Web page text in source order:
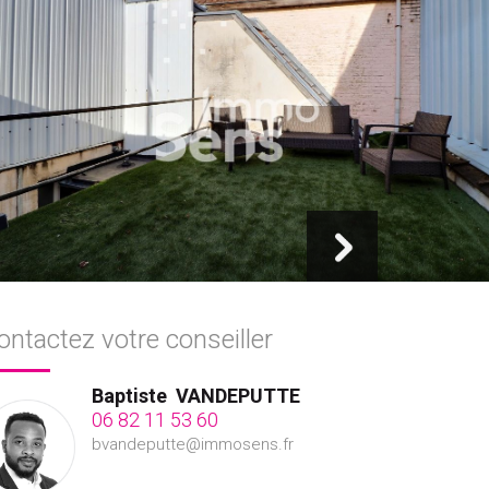
votre conseiller
Baptiste VANDEPUTTE
06 82 11 53 60
bvandeputte@immosens.fr